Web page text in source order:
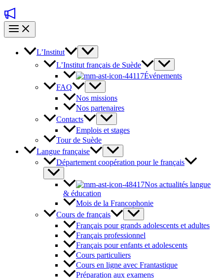
L’Institut
L’Institut français de Suède
Événements
FAQ
Nos missions
Nos partenaires
Contacts
Emplois et stages
Tour de Suède
Langue française
Département coopération pour le français
Nos actualités langue
& éducation
Mois de la Francophonie
Cours de français
Français pour grands adolescents et adultes
Français professionnel
Français pour enfants et adolescents
Cours particuliers
Cours en ligne avec Frantastique
Préparation aux examens